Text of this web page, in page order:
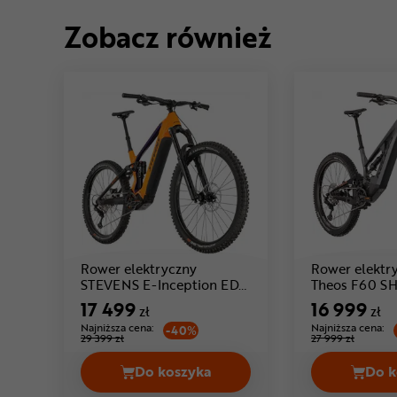
Zobacz również
Rower elektryczny
STEVENS E-Inception ED
8.8.2 GTF
17 499zł
Najniższa cena:
29 399 zł -40%
Do koszyka
Rower elektryczny STEVENS E-
Rower
Theos F60 SH
16 999zł
Najniższa cena:
27 999 zł
Do